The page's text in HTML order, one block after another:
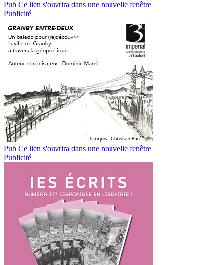
Pub Ce lien s'ouvrira dans une nouvelle fenêtre
Publicité
Pub Ce lien s'ouvrira dans une nouvelle fenêtre
Publicité